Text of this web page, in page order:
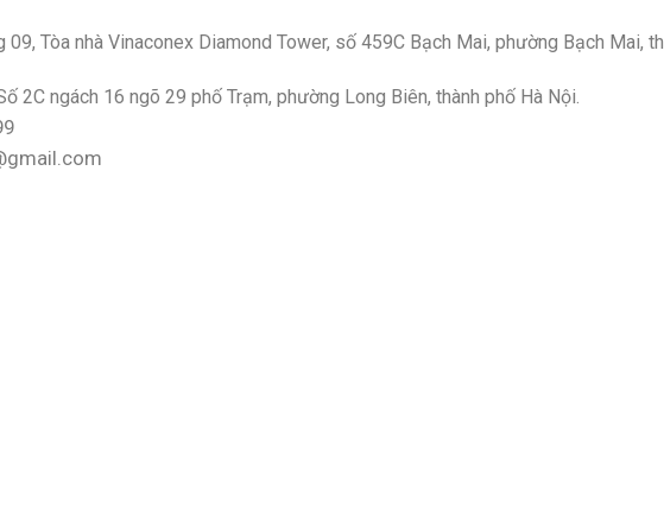
09, Tòa nhà Vinaconex Diamond Tower, số 459C Bạch Mai, phường Bạch Mai,
2C ngách 16 ngõ 29 phố Trạm, phường Long Biên, thành phố Hà Nội.